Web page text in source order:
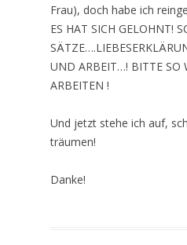
Frau), doch habe ich
ES HAT SICH GELOHNT!
UND ARBEIT…! BITTE SO
ARBEITEN !
Und jetzt stehe ich auf,
träumen!
Danke!